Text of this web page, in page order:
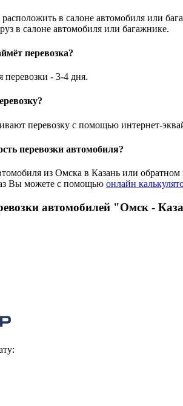
в салоне автомобиля или
в салоне автомобиля или багажнике.
перевозка?
- 3-4 дня.
перевозку с помощью интернет-
перевозки автомобиля?
из Омска в Казань или
Вы можете с помощью онлайн
автомобилей "Омск -